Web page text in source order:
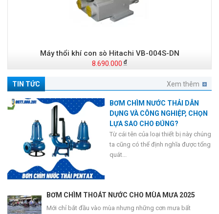
Máy thổi khí con sò Hitachi VB-004S-DN
8.690.000
TIN TỨC Xem thêm
BƠM CHÌM NƯỚC THẢI DÂN
DỤNG VÀ CÔNG NGHIỆP, CHỌN
LỰA SAO CHO ĐÚNG?
Từ cái tên của loại thiết bị này chúng
ta cũng có thể định nghĩa được tổng
quát...
BƠM CHÌM THOÁT NƯỚC CHO MÙA MƯA 2025
Mới chỉ bắt đầu vào mùa nhưng những cơn mưa bất